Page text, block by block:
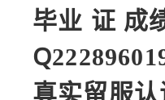
毕业 证 成
真实留服